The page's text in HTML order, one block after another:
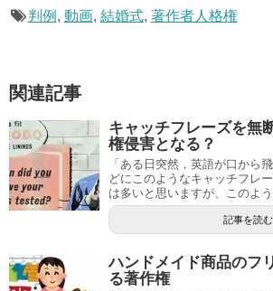
e
o
k
e
判例 , 動画, 結婚式, 著作者人格権
関連記事
キャッチフレーズを無
権侵害となる？
「ある日突然，英語が口から
どにこのようなキャッチフレ
は多いと思いますが、このよ
記事を読む
ハンドメイド商品のフ
る著作権